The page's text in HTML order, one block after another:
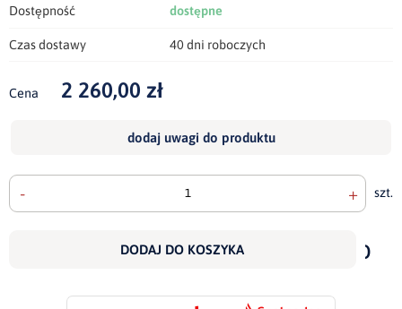
Dostępność dostępne
Czas dostawy 40 dni roboczych
Cena 2 260,00 zł
dodaj uwagi do produktu
- + szt.
DODAJ DO KOSZYKA
do